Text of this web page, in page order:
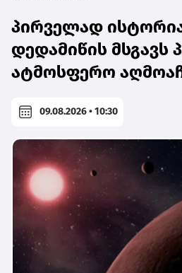
პირველად
დედამიწის მსგავს
ატმოსფერო
09.08.2026 • 10:30